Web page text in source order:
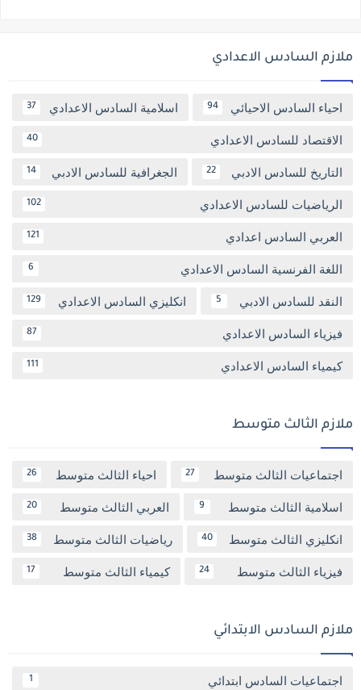
ملازم السادس الاعدادي
احياء السادس الاحيائي 94 اسلامية السادس الاعدادي 37
الاقتصاد للسادس الاعدادي 40
التاريخ للسادس الادبي 22 الجغرافية للسادس الادبي 14
الرياضيات للسادس الاعدادي 102
العربي السادس اعدادي 121
اللغة الفرنسية السادس الاعدادي 6
النقد للسادس الادبي 5 انكليزي السادس الاعدادي 129
فيزياء السادس الاعدادي 87
كيمياء السادس الاعدادي 111
ملازم الثالث متوسط
اجتماعيات الثالث متوسط 27 احياء الثالث متوسط 26
اسلامية الثالث متوسط 9 العربي الثالث متوسط 20
انكليزي الثالث متوسط 40 رياضيات الثالث متوسط 38
فيزياء الثالث متوسط 24 كيمياء الثالث متوسط 17
ملازم السادس الابتدائي
اجتماعيات السادس ابتدائي 1